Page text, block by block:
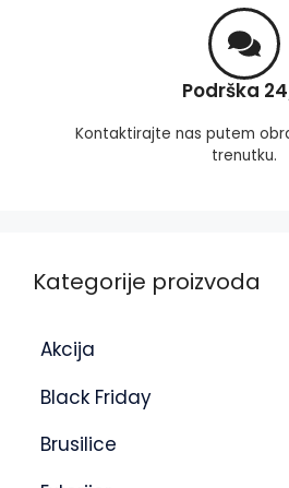
Podrška
Kontaktirajte nas putem
trenutku.
Kategorije proizvoda
Akcija
Black Friday
Brusilice